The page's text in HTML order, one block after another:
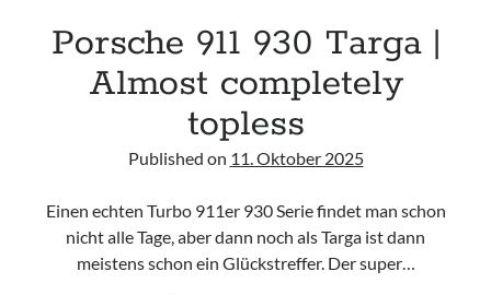
Porsche 911 930 Targa |
Almost completely
topless
Published on 11. Oktober 2025
Einen echten Turbo 911er 930 Serie findet man schon
nicht alle Tage, aber dann noch als Targa ist dann
meistens schon ein Glückstreffer. Der super…